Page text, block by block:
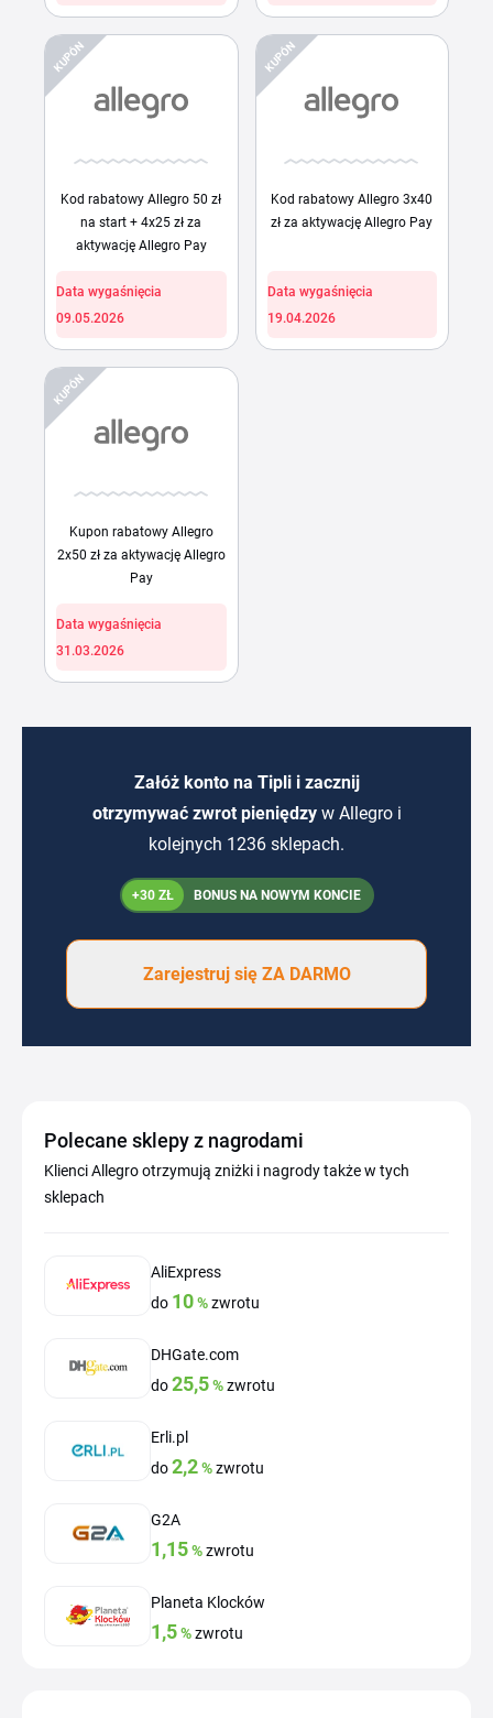
KUPÓN
Kod rabatowy Allegro 50 zł
na start + 4x25 zł za
aktywację Allegro Pay
Data wygaśnięcia
09.05.2026
KUPÓN
Kod rabatowy Allegro 3x40
zł za aktywację Allegro Pay
Data wygaśnięcia
19.04.2026
KUPÓN
Kupon rabatowy Allegro
2x50 zł za aktywację Allegro
Pay
Data wygaśnięcia
31.03.2026
Załóż konto na Tipli i zacznij
otrzymywać zwrot pieniędzy w Allegro i
kolejnych 1236 sklepach.
+30 ZŁ BONUS NA NOWYM KONCIE
Zarejestruj się ZA DARMO
Polecane sklepy z nagrodami
Klienci Allegro otrzymują zniżki i nagrody także w tych
sklepach
AliExpress
do 10%zwrotu
DHGate.com
do25,5%zwrotu
Erli.pl
do2,2%zwrotu
G2A
1,15%zwrotu
Planeta Klocków
1,5%zwrotu